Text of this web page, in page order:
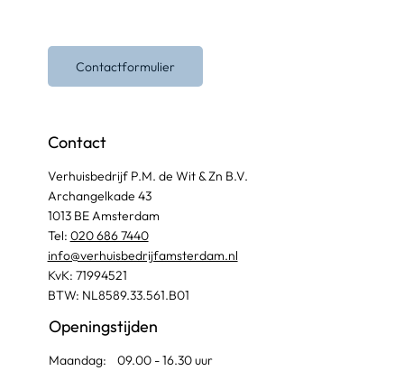
Contact
Verhuisbedrijf P.M. de Wit & Zn B.V.
Archangelkade 43
1013 BE Amsterdam
Tel: 020 686 7440
info@verhuisbedrijfamsterdam.nl​
KvK: 71994521
BTW: NL8589.33.561.B01
Openingstijden
Maandag: 09.00 - 16.30 uur
Contactformulier